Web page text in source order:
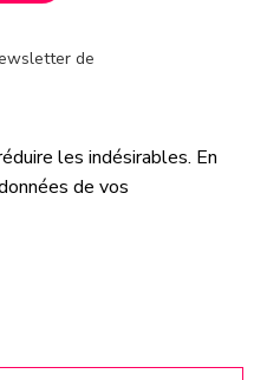
de
les indésirables. En
de vos